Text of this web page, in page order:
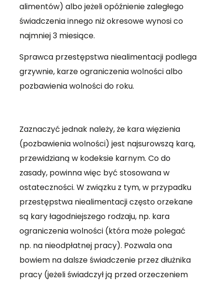
alimentów) albo jeżeli opóźnienie zaległego
świadczenia innego niż okresowe wynosi co
najmniej 3 miesiące.
Sprawca przestępstwa niealimentacji podlega
grzywnie, karze ograniczenia wolności albo
pozbawienia wolności do roku.
Zaznaczyć jednak należy, że kara więzienia
(pozbawienia wolności) jest najsurowszą karą,
przewidzianą w kodeksie karnym. Co do
zasady, powinna więc być stosowana w
ostateczności. W związku z tym, w przypadku
przestępstwa niealimentacji często orzekane
są kary łagodniejszego rodzaju, np. kara
ograniczenia wolności (która może polegać
np. na nieodpłatnej pracy). Pozwala ona
bowiem na dalsze świadczenie przez dłużnika
pracy (jeżeli świadczył ją przed orzeczeniem